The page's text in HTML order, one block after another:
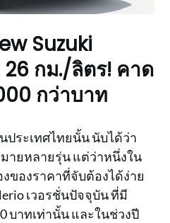
Suzuki
กม./ลิตร! คาด
กว่าบาท
ระเทศไทยนั้น นับได้ว่า
ายหลายรุ่น แต่ว่าหนึ่งใน
ของราคาที่จับต้องได้ง่าย
เวอรชั่นปัจจุบัน ที่มี
บาทเท่านั้น และในช่วงปี